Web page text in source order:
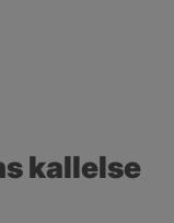
kallelse